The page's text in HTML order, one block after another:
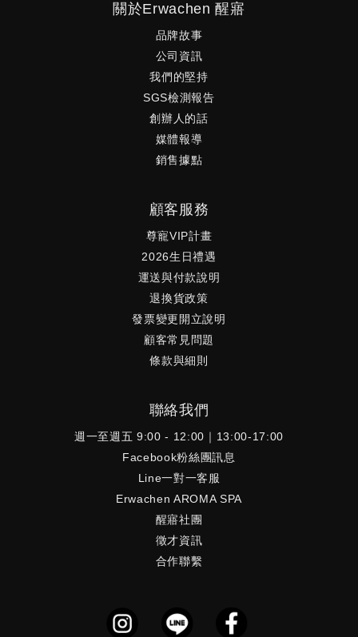
關於Erwachen 醒寤
品牌故事
公司資訊
我們的堅持
SGS檢測報告
創辦人的話
媒體報導
銷售據點
顧客服務
尊寵VIP計畫
2026生日禮遇
運送與付款說明
退換貨政策
發票變更開立說明
顧客常見問題
條款與細則
聯絡我們
週一至週五 9:00 - 12:00｜13:00-17:00
Facebook粉絲團訊息
Line一對一客服
Erwachen AROMA SPA
醒寤社團
徵才資訊
合作聯繫